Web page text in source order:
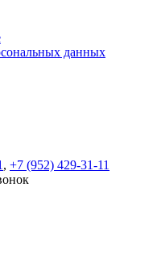
данных
, +7 (952) 429-31-11